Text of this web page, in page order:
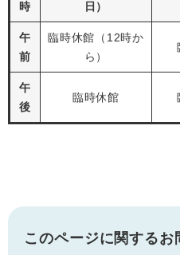
時
日）
午
前
臨時休館（12時か
ら）
午
後
臨時休館
このページに関するお